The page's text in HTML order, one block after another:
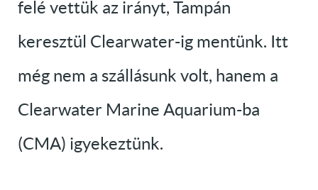
felé vettük az irányt, Tampán
keresztül Clearwater-ig mentünk. Itt
még nem a szállásunk volt, hanem a
Clearwater Marine Aquarium-ba
(CMA) igyekeztünk.